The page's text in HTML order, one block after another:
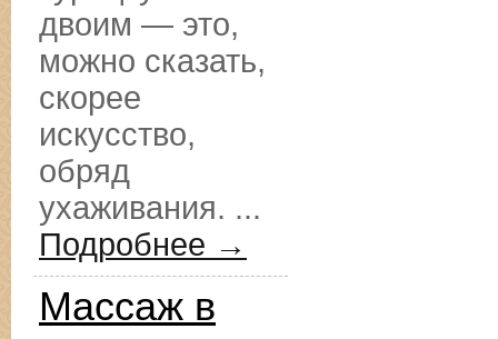
двоим — это,
можно сказать,
скорее
искусство,
обряд
ухаживания. ...
Подробнее →
Массаж в